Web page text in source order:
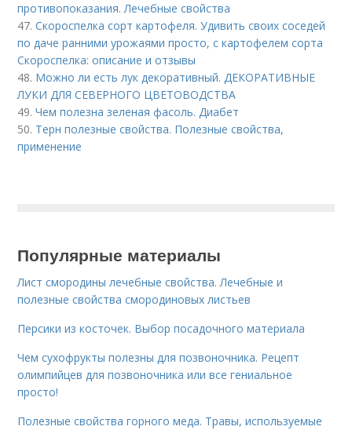
противопоказания. Лечебные свойства
47.Скороспелка сорт картофеля. Удивить своих соседей
по даче ранними урожаями просто, с картофелем сорта
Скороспелка: описание и отзывы
48. Можно ли есть лук декоративный. ДЕКОРАТИВНЫЕ
ЛУКИ ДЛЯ СЕВЕРНОГО ЦВЕТОВОДСТВА
49.Чем полезна зеленая фасоль. Диабет
50. Терн полезные свойства. Полезные свойства,
применение
Популярные материалы
Лист смородины лечебные свойства. Лечебные и
полезные свойства смородиновых листьев
Персики из косточек. Выбор посадочного материала
Чем сухофрукты полезны для позвоночника. Рецепт
олимпийцев для позвоночника или все гениальное
просто!
Полезные свойства горного меда. Травы, используемые